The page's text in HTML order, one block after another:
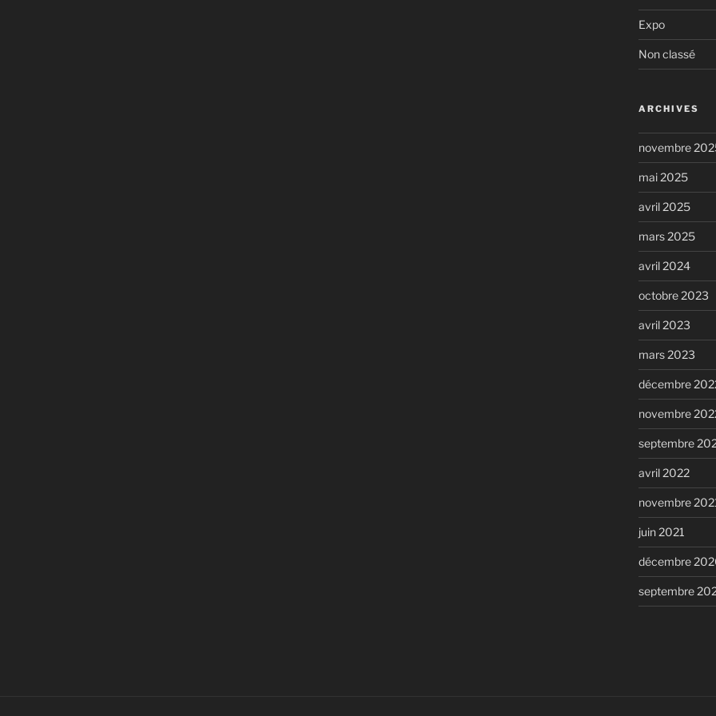
Expo
Non classé
ARCHIVES
novembre
mai 2025
avril 2025
mars 2025
avril 2024
octobre 2023
avril 2023
mars 2023
décembre
novembre
septembre
avril 2022
novembre
juin 2021
décembre
septembre